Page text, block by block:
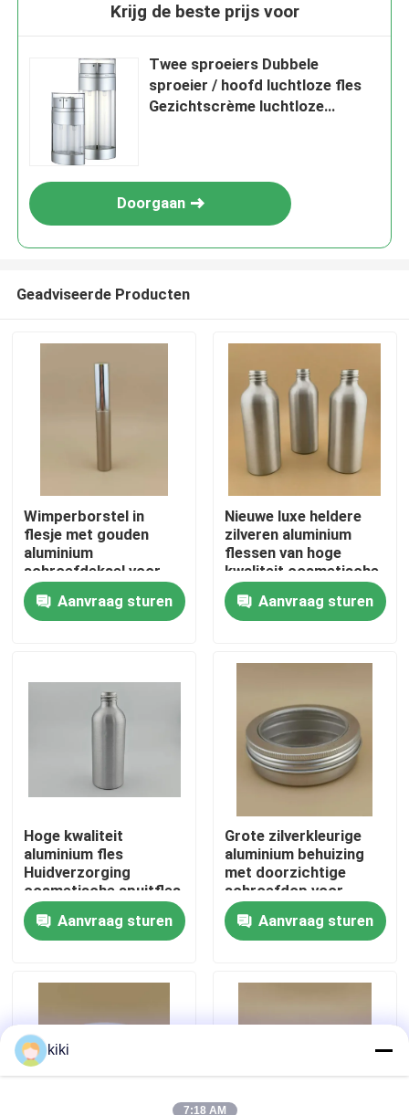
Thuis
Neem contact met ons op
Nieuws
De Spuitbus van de parfumpomp
De spuitbus van de trekkerpomp
Krijg de beste prijs voor
Twee sproeiers Dubbele
sproeier / hoofd luchtloze fles
Gezichtscrème luchtloze
Doorgaan
Geadviseerde Producten
Wimperborstel in
flesje met gouden
aluminium
schroefdeksel voor
dames
Aanvraag sturen
Nieuwe luxe heldere
zilveren aluminium
flessen van hoge
kwaliteit cosmetische
aluminium flessen
Aanvraag sturen
Hoge kwaliteit
aluminium fles
Huidverzorging
cosmetische spuitfles
Aanvraag sturen
Grote zilverkleurige
aluminium behuizing
met doorzichtige
schroefdop voor
cosmetica
Aanvraag sturen
kiki
7:18 AM